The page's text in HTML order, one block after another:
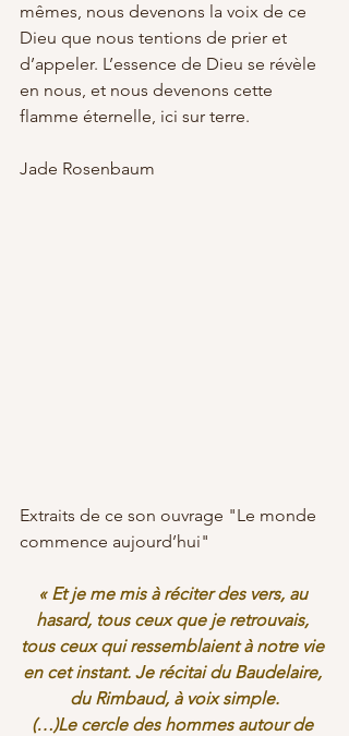
mêmes, nous devenons la voix de ce
Dieu que nous tentions de prier et
d’appeler. L’essence de Dieu se révèle
en nous, et nous devenons cette
flamme éternelle, ici sur terre.
Jade Rosenbaum
Extraits de ce son ouvrage "Le monde
commence aujourd’hui"
« Et je me mis à réciter des vers, au
hasard, tous ceux que je retrouvais,
tous ceux qui ressemblaient à notre vie
en cet instant. Je récitai du Baudelaire,
du Rimbaud, à voix simple.
(…)Le cercle des hommes autour de